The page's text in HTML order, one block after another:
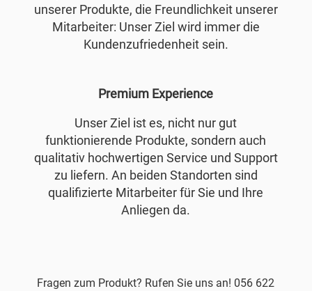
unserer Produkte, die Freundlichkeit unserer
Mitarbeiter: Unser Ziel wird immer die
Kundenzufriedenheit sein.
Premium Experience
Unser Ziel ist es, nicht nur gut
funktionierende Produkte, sondern auch
qualitativ hochwertigen Service und Support
zu liefern. An beiden Standorten sind
qualifizierte Mitarbeiter für Sie und Ihre
Anliegen da.
Fragen zum Produkt? Rufen Sie uns an! 056 622